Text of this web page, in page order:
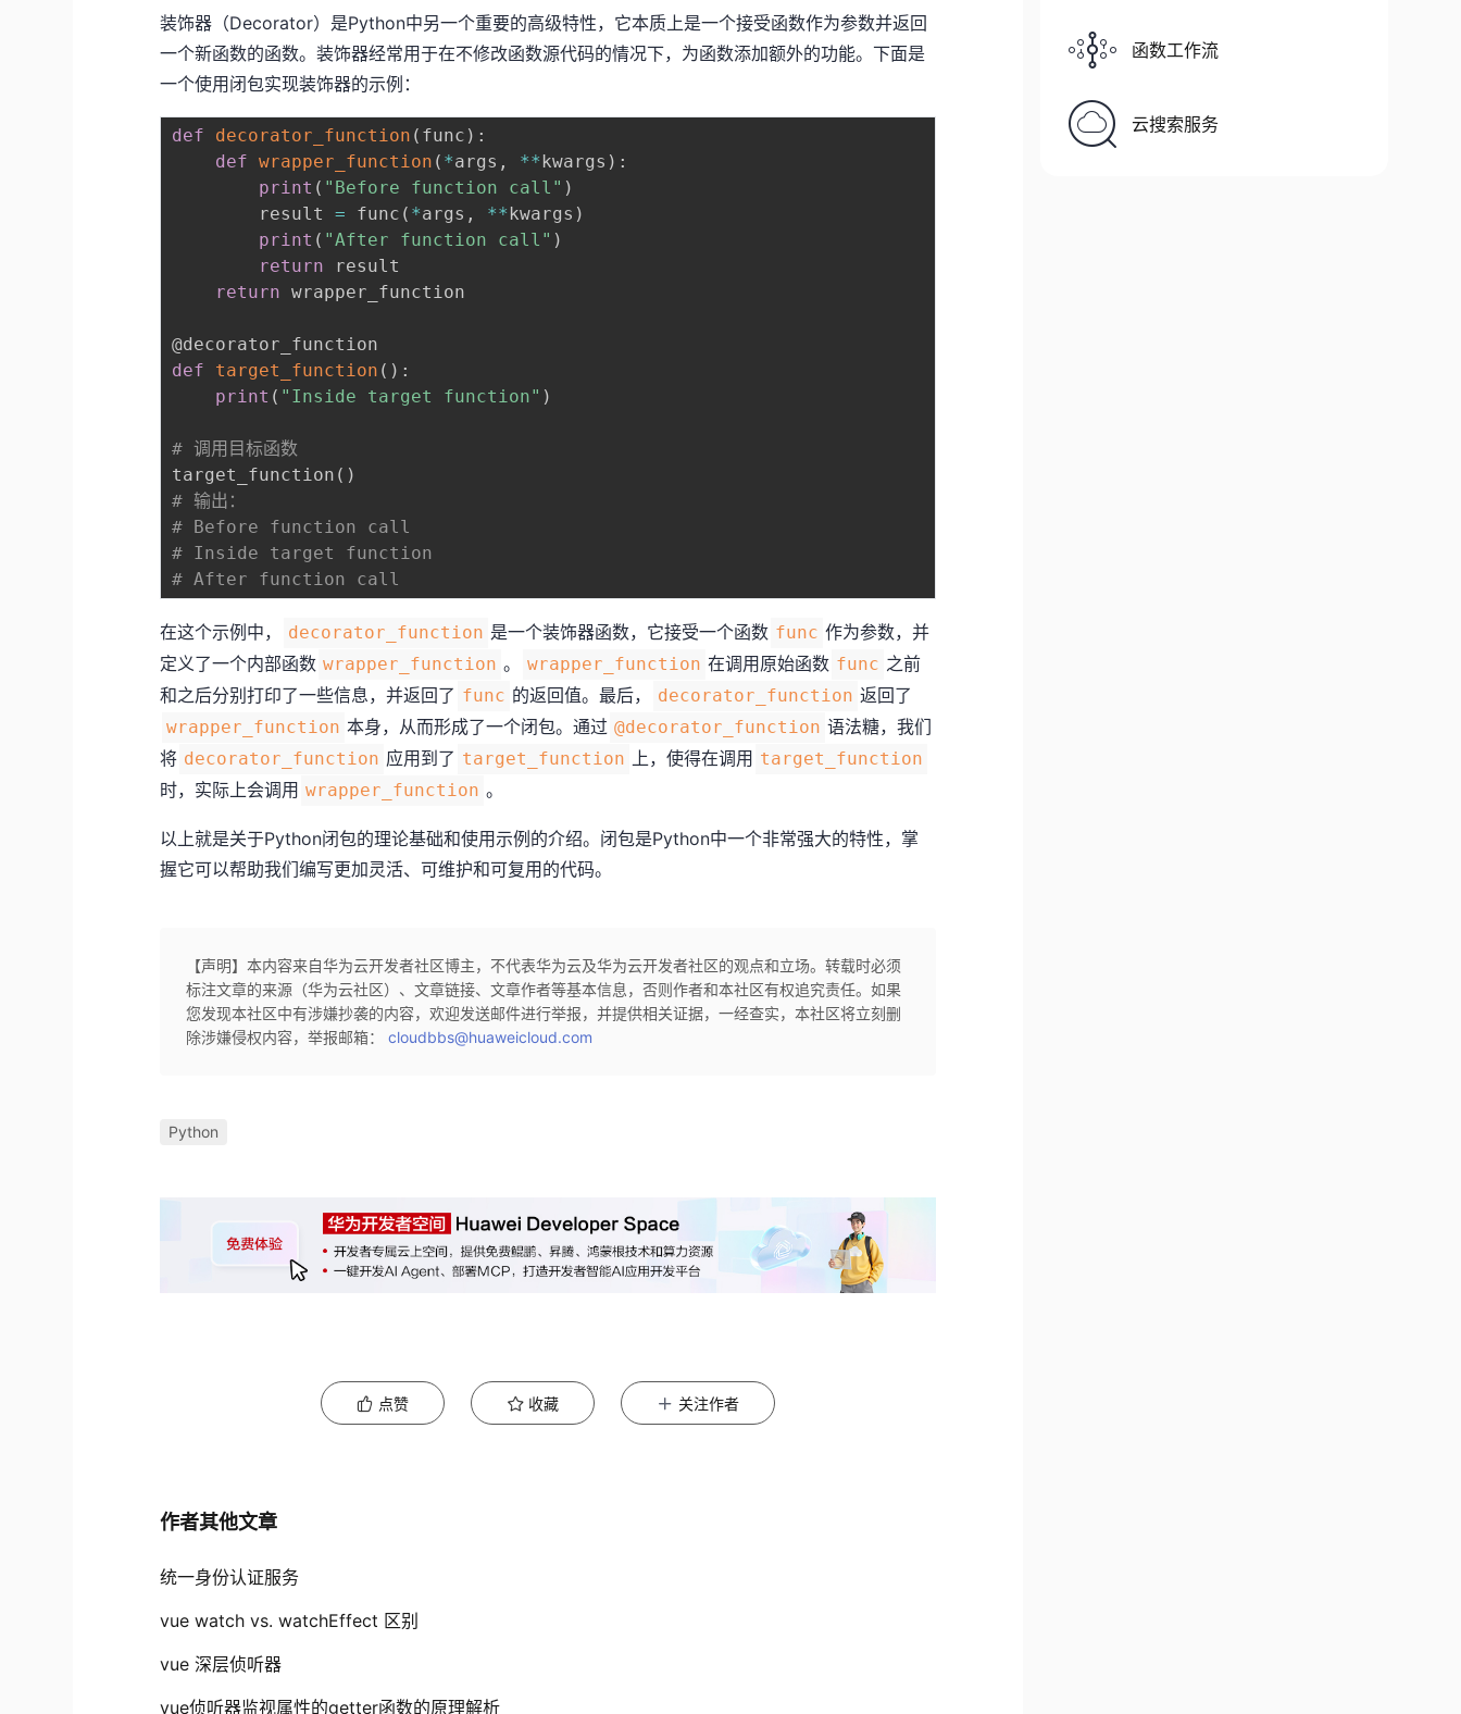
装饰器（Decorator）是Python中另一个重要的高级特性，它本质上是一个接受函数作为参数并返回
一个新函数的函数。装饰器经常用于在不修改函数源代码的情况下，为函数添加额外的功能。下面是
一个使用闭包实现装饰器的示例：
def decorator_function ( func ) :
def wrapper_function ( *args , **kwargs ) :
print ( "Before function call" )
        result
= func ( *args , **kwargs )
print ( "After function call" )
return result
return wrapper_function
@decorator_function
def
target_function ( ) :
print ( "Inside target function" )
# 调用目标函数
target_function ( )
# 输出：
# Before function call
# Inside target function
# After function call
在这个示例中， decorator_function 是一个装饰器函数，它接受一个函数 func 作为参数，并
定义了一个内部函数 wrapper_function 。 wrapper_function 在调用原始函数 func 之前
和之后分别打印了一些信息，并返回了 func 的返回值。最后， decorator_function 返回了
wrapper_function 本身，从而形成了一个闭包。通过 @decorator_function 语法糖，我们
将 decorator_function 应用到了 target_function 上，使得在调用 target_function
时，实际上会调用 wrapper_function 。
以上就是关于Python闭包的理论基础和使用示例的介绍。闭包是Python中一个非常强大的特性，掌
握它可以帮助我们编写更加灵活、可维护和可复用的代码。
【声明】本内容来自华为云开发者社区博主，不代表华为云及华为云开发者社区的观点和立场。转载时必须
标注文章的来源（华为云社区）、文章链接、文章作者等基本信息，否则作者和本社区有权追究责任。如果
您发现本社区中有涉嫌抄袭的内容，欢迎发送邮件进行举报，并提供相关证据，一经查实，本社区将立刻删
除涉嫌侵权内容，举报邮箱：cloudbbs@huaweicloud.com
Python
点赞 收藏 关注作者
作者其他文章
统一身份认证服务
vue watch vs. watchEffect 区别
vue 深层侦听器
vue侦听器监视属性的getter函数的原理解析
函数工作流
云搜索服务